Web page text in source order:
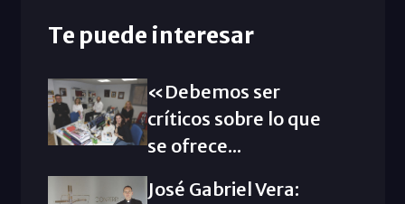
Te puede interesar
«Debemos ser
críticos sobre lo que
se ofrece...
José Gabriel Vera: